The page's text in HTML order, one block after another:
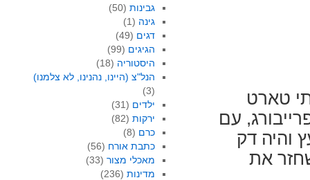
טארט
עם
והיה דק
את
גבינות(50)
גינה (1)
דגים (49)
הגיגים (99)
היסטוריה (18)
הנל"צ (היינו, נהנינו, לא צלמנו)
(3)
ילדים (31)
ירקות(82)
כרם (8)
כתבת אורח (56)
מאכלי מצור(33)
מדינות(236)